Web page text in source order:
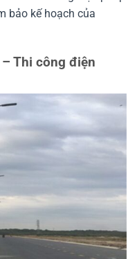
bảo kế hoạch của
Thi công điện